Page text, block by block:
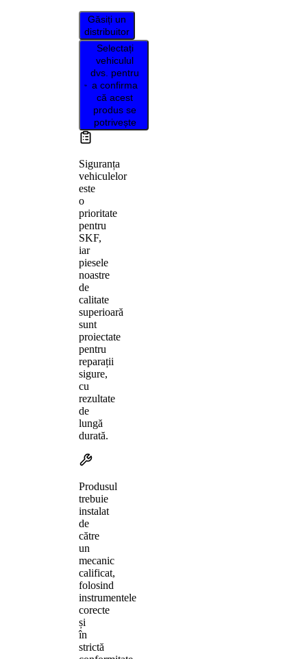
Găsiți un
distribuitor
Selectați
vehiculul
dvs. pentru
a confirma
că acest
produs se
potrivește
Siguranța
vehiculelor
este
o
prioritate
pentru
SKF,
iar
piesele
noastre
de
calitate
superioară
sunt
proiectate
pentru
reparații
sigure,
cu
rezultate
de
lungă
durată.
Produsul
trebuie
instalat
de
către
un
mecanic
calificat,
folosind
instrumentele
corecte
și
în
strictă